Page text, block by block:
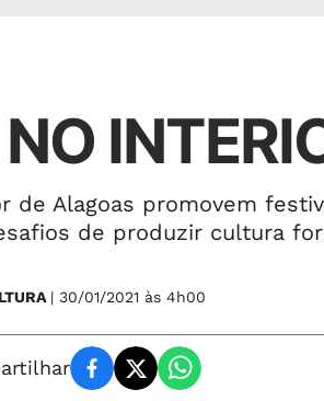
de Alagoas promovem
de produzir cultura
| 30/01/2021 às 4h00